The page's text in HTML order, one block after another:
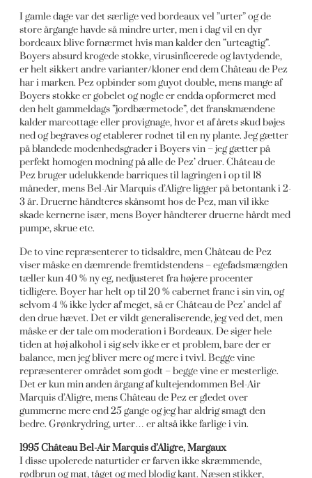
I gamle dage var det særlige ved bordeaux vel ”urter” og de
store årgange havde så mindre urter, men i dag vil en dyr
bordeaux blive fornærmet hvis man kalder den ”urteagtig”.
Boyers absurd krogede stokke, virusinficerede og lavtydende,
er helt sikkert andre varianter/kloner end dem Château de Pez
har i marken. Pez opbinder som guyot double, mens mange af
Boyers stokke er gobelet og nogle er endda opformeret med
den helt gammeldags ”jordbærmetode”, det franskmændene
kalder marcottage eller provignage, hvor et af årets skud bøjes
ned og begraves og etablerer rodnet til en ny plante. Jeg gætter
på blandede modenhedsgrader i Boyers vin – jeg gætter på
perfekt homogen modning på alle de Pez’ druer. Château de
Pez bruger udelukkende barriques til lagringen i op til 18
måneder, mens Bel-Air Marquis d’Aligre ligger på betontank i 2-
3 år. Druerne håndteres skånsomt hos de Pez, man vil ikke
skade kernerne især, mens Boyer håndterer druerne hårdt med
pumpe, skrue etc.
De to vine repræsenterer to tidsaldre, men Château de Pez
viser måske en dæmrende fremtidstendens – egefadsmængden
tæller kun 40 % ny eg, nedjusteret fra højere procenter
tidligere. Boyer har helt op til 20 % cabernet franc i sin vin, og
selvom 4 % ikke lyder af meget, så er Château de Pez’ andel af
den drue hævet. Det er vildt generaliserende, jeg ved det, men
måske er der tale om moderation i Bordeaux. De siger hele
tiden at høj alkohol i sig selv ikke er et problem, bare der er
balance, men jeg bliver mere og mere i tvivl. Begge vine
repræsenterer området som godt – begge vine er mesterlige.
Det er kun min anden årgang af kultejendommen Bel-Air
Marquis d’Aligre, mens Château de Pez er gledet over
gummerne mere end 25 gange og jeg har aldrig smagt den
bedre. Grønkrydring, urter… er altså ikke farlige i vin.
1995 Château Bel-Air Marquis d’Aligre, Margaux
I disse upolerede naturtider er farven ikke skræmmende,
rødbrun og mat, tåget og med blodig kant. Næsen stikker,